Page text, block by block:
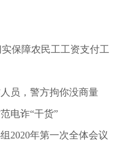
保障农民工工资支付工
员，警方拘你没商量
电诈“干货”
2020年第一次全体会议